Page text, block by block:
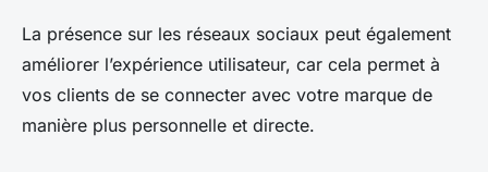
La présence sur les réseaux sociaux peut également
améliorer l’expérience utilisateur, car cela permet à
vos clients de se connecter avec votre marque de
manière plus personnelle et directe.